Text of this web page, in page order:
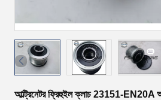
আল্ট্রিনেটর ফ্রিহুইল ক্লাচ 23151-EN20A